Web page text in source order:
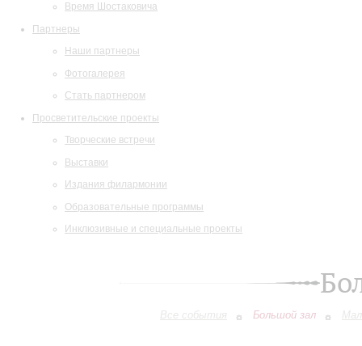
Время Шостаковича
Партнеры
Наши партнеры
Фотогалерея
Стать партнером
Просветительские проекты
Творческие встречи
Выставки
Издания филармонии
Образовательные программы
Инклюзивные и специальные проекты
Все события Большой зал